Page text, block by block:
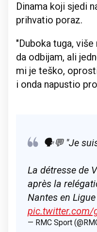
Dinama koji sjedi
prihvatio poraz.
"Duboka tuga, više
da odbijam, ali
mi je teško,
i onda napustio
🗣💬 "Je
La détresse de
après la
Nantes en Ligue
pic.twitter.com/
— RMC Sport